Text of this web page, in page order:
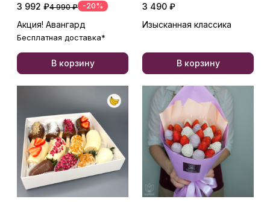
3 992 ₽4 990 ₽ -20%
Акция! Авангард
Бесплатная доставка*
В корзину
3 490 ₽
Изысканная классика
В корзину